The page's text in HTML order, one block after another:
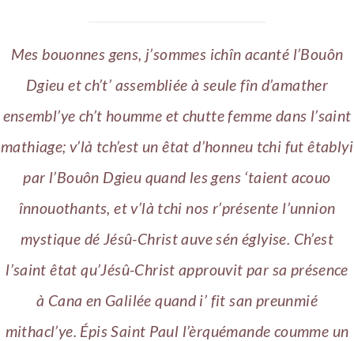
Mes bouonnes gens, j’sommes ichîn acanté l’Bouôn
Dgieu et ch’t’ assembliée à seule fîn d’amather
ensembl’ye ch’t houmme et chutte femme dans l’saint
mathiage; v’là tch’est un êtat d’honneu tchi fut êtablyi
par l’Bouôn Dgieu quand les gens ‘taient acouo
înnouothants, et v’là tchi nos r’présente l’unnion
mystique dé Jésû-Christ auve sén églyise. Ch’est
l’saint êtat qu’Jésû-Christ approuvit par sa présence
à Cana en Galilée quand i’ fit san preunmié
mithacl’ye. Épis Saint Paul l’èrquémande coumme un